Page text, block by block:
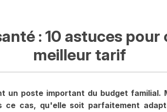
: 10 astuces pour
meilleur tarif
un poste important du budget familial.
ce cas, qu'elle soit parfaitement